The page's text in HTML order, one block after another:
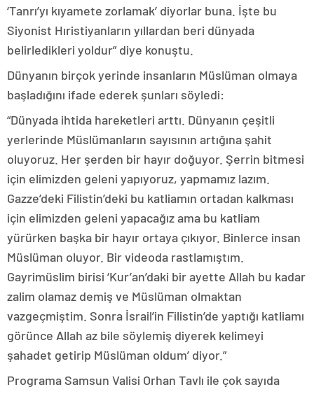
‘Tanrı’yı kıyamete zorlamak’ diyorlar buna. İşte bu
Siyonist Hıristiyanların yıllardan beri dünyada
belirledikleri yoldur” diye konuştu.
Dünyanın birçok yerinde insanların Müslüman olmaya
başladığını ifade ederek şunları söyledi:
“Dünyada ihtida hareketleri arttı. Dünyanın çeşitli
yerlerinde Müslümanların sayısının artığına şahit
oluyoruz. Her şerden bir hayır doğuyor. Şerrin bitmesi
için elimizden geleni yapıyoruz, yapmamız lazım.
Gazze’deki Filistin’deki bu katliamın ortadan kalkması
için elimizden geleni yapacağız ama bu katliam
yürürken başka bir hayır ortaya çıkıyor. Binlerce insan
Müslüman oluyor. Bir videoda rastlamıştım.
Gayrimüslim birisi ‘Kur’an’daki bir ayette Allah bu kadar
zalim olamaz demiş ve Müslüman olmaktan
vazgeçmiştim. Sonra İsrail’in Filistin’de yaptığı katliamı
görünce Allah az bile söylemiş diyerek kelimeyi
şahadet getirip Müslüman oldum’ diyor.”
Programa Samsun Valisi Orhan Tavlı ile çok sayıda